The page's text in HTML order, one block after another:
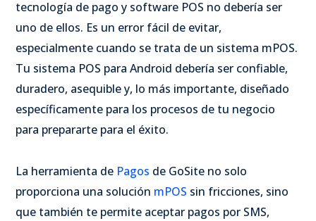
tecnología de pago y software POS no debería ser
uno de ellos. Es un error fácil de evitar,
especialmente cuando se trata de un sistema mPOS.
Tu sistema POS para Android debería ser confiable,
duradero, asequible y, lo más importante, diseñado
específicamente para los procesos de tu negocio
para prepararte para el éxito.
La herramienta de Pagos de GoSite no solo
proporciona una solución mPOS sin fricciones, sino
que también te permite aceptar pagos por SMS,